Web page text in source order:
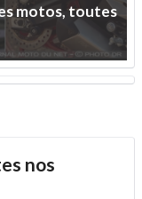
motos,toutes
nos